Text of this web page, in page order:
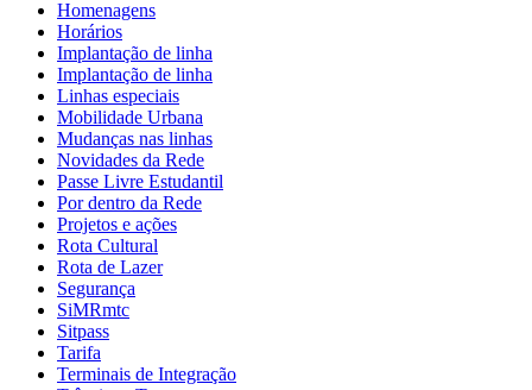
Homenagens
Horários
Implantação de linha
Implantação de linha
Linhas especiais
Mobilidade Urbana
Mudanças nas linhas
Novidades da Rede
Passe Livre Estudantil
Por dentro da Rede
Projetos e ações
Rota Cultural
Rota de Lazer
Segurança
SiMRmtc
Sitpass
Tarifa
Terminais de Integração